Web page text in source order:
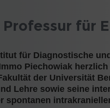
für
für Diagnostische
Piechowiak
der Universität
Lehre sowie seine
spontanen